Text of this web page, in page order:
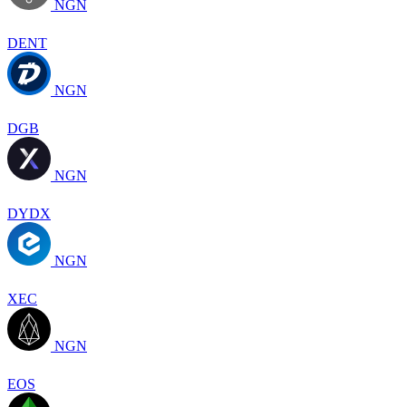
NGN
DENT
NGN
DGB
NGN
DYDX
NGN
XEC
NGN
EOS